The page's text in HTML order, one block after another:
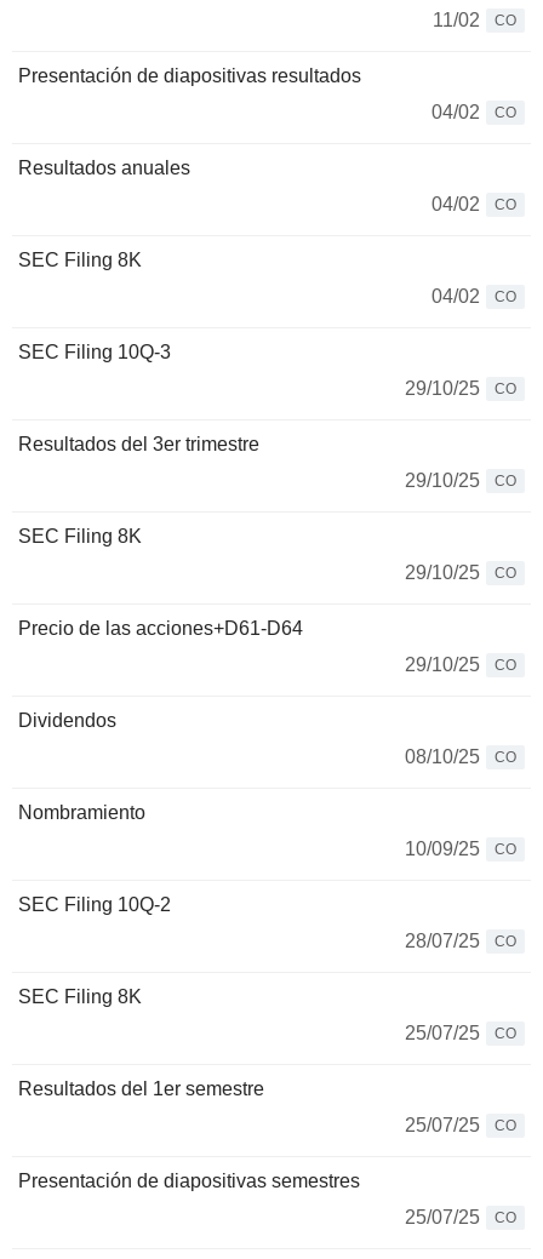
11/02
CO
Presentación de diapositivas resultados
04/02
CO
Resultados anuales
04/02
CO
SEC Filing 8K
04/02
CO
SEC Filing 10Q-3
29/10/25
CO
Resultados del 3er trimestre
29/10/25
CO
SEC Filing 8K
29/10/25
CO
Precio de las acciones+D61-D64
29/10/25
CO
Dividendos
08/10/25
CO
Nombramiento
10/09/25
CO
SEC Filing 10Q-2
28/07/25
CO
SEC Filing 8K
25/07/25
CO
Resultados del 1er semestre
25/07/25
CO
Presentación de diapositivas semestres
25/07/25
CO